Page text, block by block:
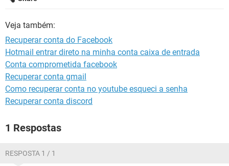
Veja também:
Recuperar conta do Facebook
Hotmail entrar direto na minha conta caixa de entrada
Conta comprometida facebook
Recuperar conta gmail
Como recuperar conta no youtube esqueci a senha
Recuperar conta discord
1 Respostas
RESPOSTA 1 / 1